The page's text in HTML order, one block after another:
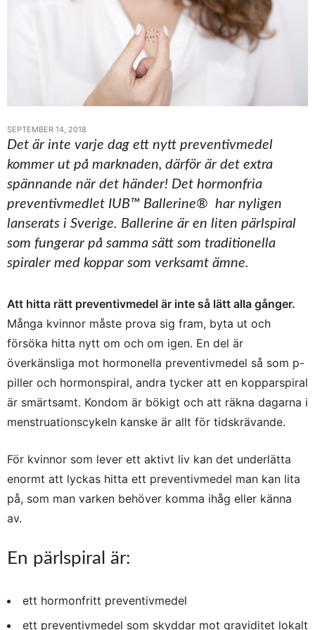
SEPTEMBER 14, 2018
Det är inte varje dag ett nytt preventivmedel
kommer ut på marknaden, därför är det extra
spännande när det händer! Det hormonfria
preventivmedlet IUB™ Ballerine® har nyligen
lanserats i Sverige. Ballerine är en liten pärlspiral
som fungerar på samma sätt som traditionella
spiraler med koppar som verksamt ämne.
Att hitta rätt preventivmedel är inte så lätt alla gånger.
Många kvinnor måste prova sig fram, byta ut och
försöka hitta nytt om och om igen. En del är
överkänsliga mot hormonella preventivmedel så som p-
piller och hormonspiral, andra tycker att en kopparspiral
är smärtsamt. Kondom är bökigt och att räkna dagarna i
menstruationscykeln kanske är allt för tidskrävande.
För kvinnor som lever ett aktivt liv kan det underlätta
enormt att lyckas hitta ett preventivmedel man kan lita
på, som man varken behöver komma ihåg eller känna
av.
En pärlspiral är:
ett hormonfritt preventivmedel
ett preventivmedel som skyddar mot graviditet lokalt